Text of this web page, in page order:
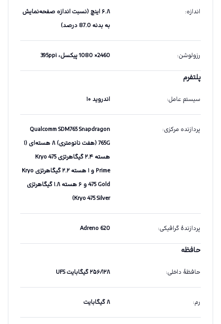
اندازه:
۶.۸ اینچ (نسبت اندازه صفحه‌نمایش
به بدنه 87.0 درصد)
رزولوشن: 2460× 1080 پیکسل، 395ppi
پلتفرم
سیستم عامل: اندروید ۱۰
پردازنده مرکزی:
Qualcomm SDM765 Snapdragon
765G (هفت نانومتری) ۸ هسته‌ای (۱
هسته ۲.۴ گیگاهرتزی Kryo 475
Prime و ۱ هسته ۲.۲ گیگاهرتزی Kryo
475 Gold و ۶ هسته ۱.۸ گیگاهرتزی
Kryo 475 Silver)
پردازندهٔ گرافیکی:
Adreno 620
حافظه
حافظهٔ داخلی: ۲۵۶/۱۲۸ گیگابایت UFS
رم: ۸ گیگابایت